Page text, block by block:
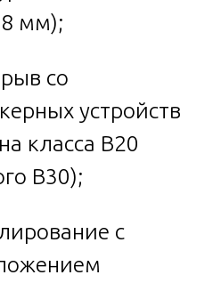
мм);
со
устройств
класса В20
В30);
с